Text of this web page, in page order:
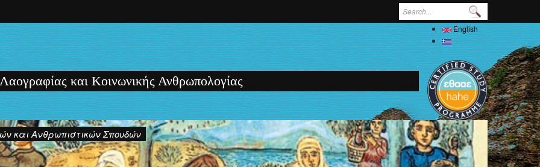
Search form
English
Ελληνικά
και Ανθρωπιστικών Σπουδών
και Κοινωνικής Ανθρωπολογίας